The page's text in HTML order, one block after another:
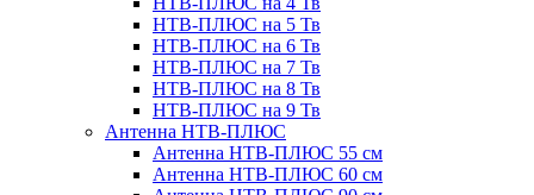
НТВ-ПЛЮС на 5 Тв
НТВ-ПЛЮС на 6 Тв
НТВ-ПЛЮС на 7 Тв
НТВ-ПЛЮС на 8 Тв
НТВ-ПЛЮС на 9 Тв
Антенна НТВ-ПЛЮС
Антенна НТВ-ПЛЮС 55 см
Антенна НТВ-ПЛЮС 60 см